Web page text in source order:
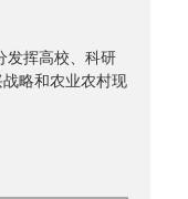
发挥高校、科研
略和农业农村现